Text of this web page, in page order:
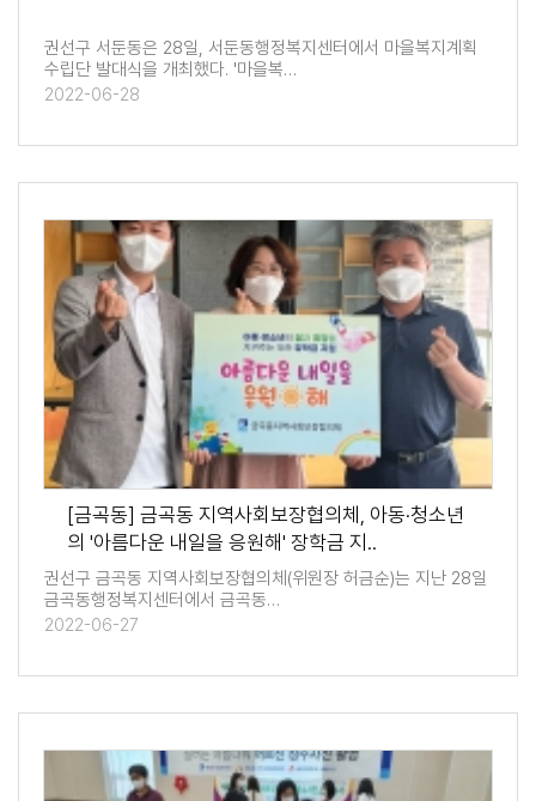
권선구 서둔동은 28일, 서둔동행정복지센터에서 마을복지계획
수립단 발대식을 개최했다. '마을복…
2022-06-28
[금곡동] 금곡동 지역사회보장협의체, 아동·청소년
의 '아름다운 내일을 응원해' 장학금 지..
권선구 금곡동 지역사회보장협의체(위원장 허금순)는 지난 28일
금곡동행정복지센터에서 금곡동…
2022-06-27